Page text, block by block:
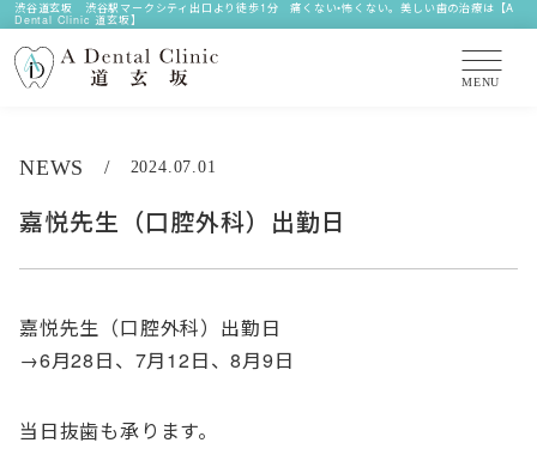
渋谷道玄坂 渋谷駅マークシティ出口より徒歩1分 痛くない•怖くない。美しい歯の治療は【A
Dental Clinic 道玄坂】
NEWS / 2024.07.01
嘉悦先生（口腔外科）出勤日
嘉悦先生（口腔外科）出勤日
→6月28日、7月12日、8月9日
当日抜歯も承ります。